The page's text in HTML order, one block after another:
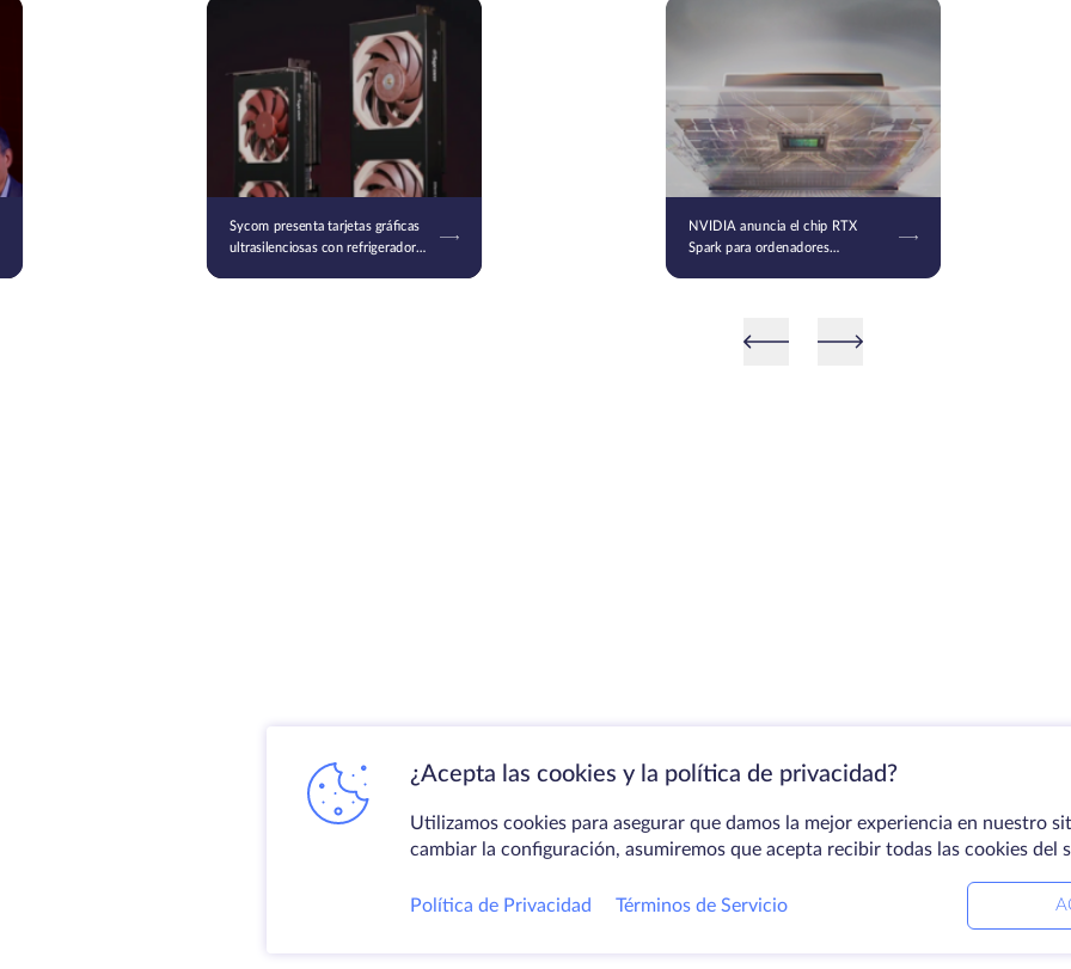
Sycom presenta tarjetas gráficas
ultrasilenciosas con refrigeradores
NVIDIA anuncia el chip RTX
Spark para ordenadores
¿Acepta las cookies y la política de privacidad?
Utilizamos cookies para asegurar que damos la mejor experiencia en nuestro
cambiar la configuración, asumiremos que acepta recibir todas las cookies del
Política de Privacidad Términos de Servicio